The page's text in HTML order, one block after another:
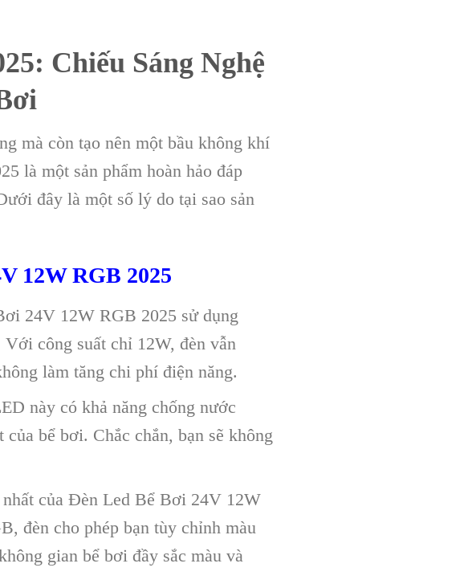
Chiếu Sáng Nghệ
mà còn tạo nên một bầu không khí
là một sản phẩm hoàn hảo đáp
đây là một số lý do tại sao sản
12W RGB 2025
24V 12W RGB 2025 sử dụng
công suất chỉ 12W, đèn vẫn
làm tăng chi phí điện năng.
này có khả năng chống nước
bể bơi. Chắc chắn, bạn sẽ không
của Đèn Led Bể Bơi 24V 12W
đèn cho phép bạn tùy chỉnh màu
gian bể bơi đầy sắc màu và